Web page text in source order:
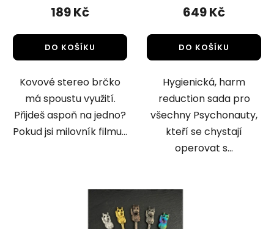
189 Kč
DO KOŠÍKU
Kovové stereo brčko
má spoustu využití.
Přijdeš aspoň na jedno?
Pokud jsi milovník filmu...
649 Kč
DO KOŠÍKU
Hygienická, harm
reduction sada pro
všechny Psychonauty,
kteří se chystají
operovat s...